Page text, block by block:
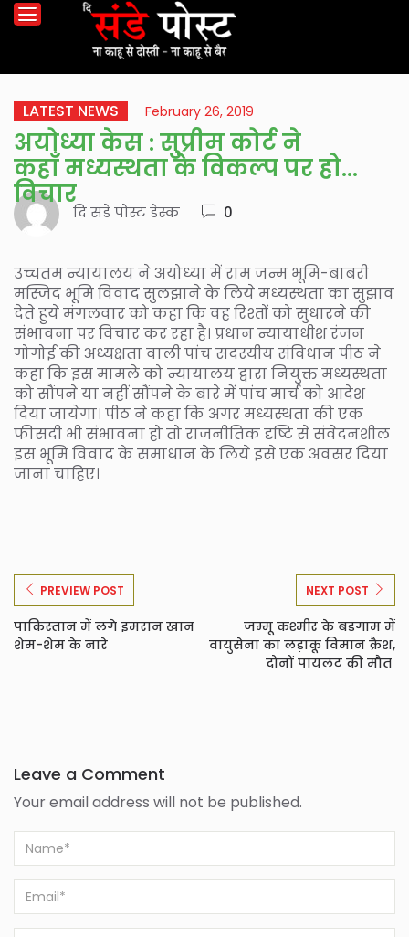
LATEST NEWS February 26, 2019
अयोध्या केस : सुप्रीम कोर्ट ने
कहाँ मध्यस्थता के विकल्प पर हो
विचार
दि संडे पोस्ट डेस्क 0
उच्चतम न्यायालय ने अयोध्या में राम जन्म भूमि-बाबरी
मस्जिद भूमि विवाद सुलझाने के लिये मध्यस्थता का सुझाव
देते हुये मंगलवार को कहा कि वह रिश्तों को सुधारने की
संभावना पर विचार कर रहा है। प्रधान न्यायाधीश रंजन
गोगोई की अध्यक्षता वाली पांच सदस्यीय संविधान पीठ ने
कहा कि इस मामले को न्यायालय द्वारा नियुक्त मध्यस्थता
को सौंपने या नहीं सौंपने के बारे में पांच मार्च को आदेश
दिया जायेगा। पीठ ने कहा कि अगर मध्यस्थता की एक
फीसदी भी संभावना हो तो राजनीतिक दृष्टि से संवेदनशील
इस भूमि विवाद के समाधान के लिये इसे एक अवसर दिया
जाना चाहिए।
PREVIEW POST
पाकिस्तान में लगे इमरान खान
शेम-शेम के नारे
NEXT POST
जम्मू कश्मीर के बडगाम में
वायुसेना का लड़ाकू विमान क्रैश,
दोनों पायलट की मौत
Leave a Comment
Your email address will not be published.